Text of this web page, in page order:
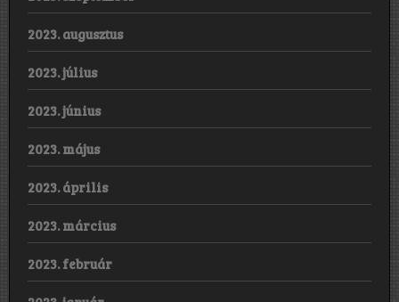
2023. augusztus
2023. július
2023. június
2023. május
2023. április
2023. március
2023. február